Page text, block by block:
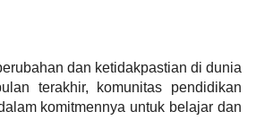
dan ketidakpastian di dunia
terakhir, komunitas pendidikan
komitmennya untuk belajar dan